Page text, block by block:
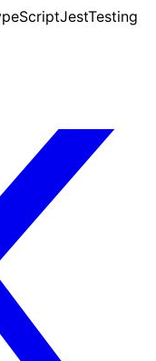
JestTesting